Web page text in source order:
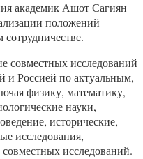
академик Ашот Сагиян
положений
совместных исследований
и Россией по актуальным,
физику, математику,
науки,
исторические,
исследования,
исследований.